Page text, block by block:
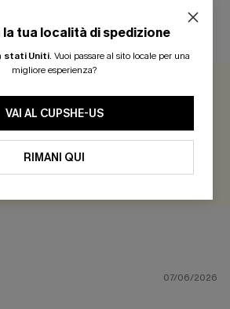
DEI CLIENTI
4.5 2 RECENSIONI
punti per ogni recensione che lasci!
07/06/2026
tua località di spedizione
stati Uniti. Vuoi passare al sito locale per una
migliore esperienza?
VAI AL CUPSHE-US
RIMANI QUI